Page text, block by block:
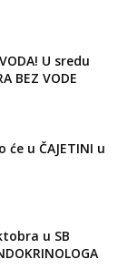
U sredu
BEZ VODE
će u ČAJETINI u
u SB